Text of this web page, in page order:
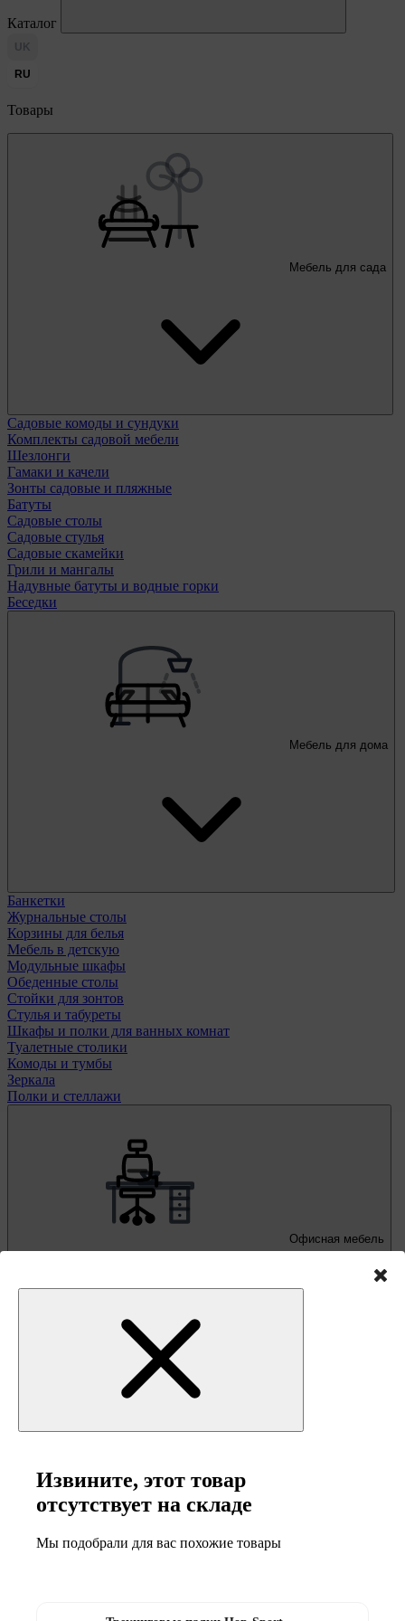
Каталог
UK
RU
Товары
Мебель для сада
Садовые комоды и сундуки
Комплекты садовой мебели
Шезлонги
Гамаки и качели
Зонты садовые и пляжные
Батуты
Садовые столы
Садовые стулья
Садовые скамейки
Грили и мангалы
Надувные батуты и водные горки
Беседки
Мебель для дома
Банкетки
Журнальные столы
Корзины для белья
Мебель в детскую
Модульные шкафы
Обеденные столы
Стойки для зонтов
Стулья и табуреты
Шкафы и полки для ванных комнат
Туалетные столики
Комоды и тумбы
Зеркала
Полки и стеллажи
Офисная мебель
Письменные и компьютерные столы
Извините, этот товар
отсутствует на складе
Мы подобрали для вас похожие товары